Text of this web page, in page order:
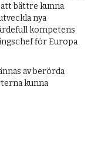
bättre kunna
nya
kompetens
för Europa
av berörda
kunna